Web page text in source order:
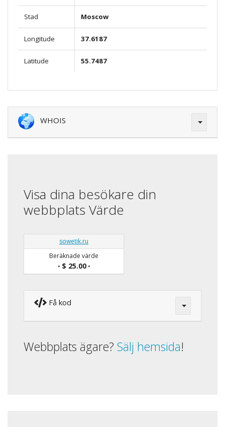
Stad Moscow
Longitude 37.6187
Latitude 55.7487
WHOIS
Visa dina besökare din
webbplats Värde
sowetik.ru
Beräknade värde
• $ 25.00•
Få kod
Webbplats ägare? Sälj hemsida!